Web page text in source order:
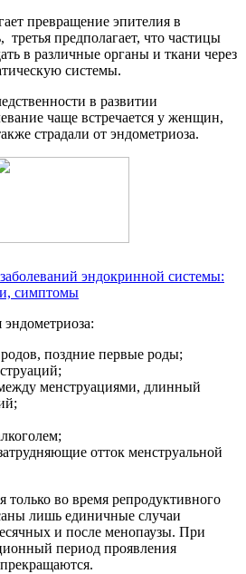
превращение эпителия в
предполагает, что частицы
в различные органы и ткани через
системы.
в развитии
чаще встречается у женщин,
страдали от эндометриоза.
эндокринной системы:
симптомы
поздние первые роды;
менструациями, длинный
отток менструальной
только во время репродуктивного
лишь единичные случаи
и после менопаузы. При
период проявления